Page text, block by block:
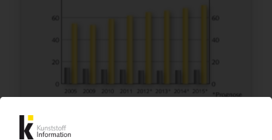
AUTOMOBILBAU